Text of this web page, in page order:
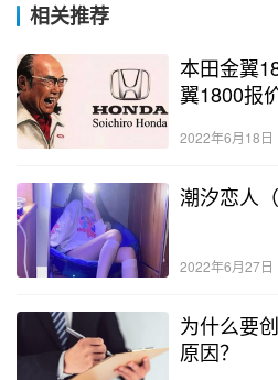
相关推荐
本田金翼
翼1800报
2022年6月18日
潮汐恋人
2022年6月27日
为什么要
原因？